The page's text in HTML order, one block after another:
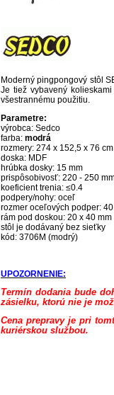
Moderný pingpongový stôl
Je tiež vybavený
všestrannému použitiu.
Parametre:
výrobca: Sedco
farba: modrá
rozmery: 274 x 152,5 x 76 cm
doska: MDF
hrúbka dosky: 15 mm
prispôsobivosť: 220 - 250
koeficient trenia: ≤0.4
podpery/nohy: oceľ
rozmer oceľových podper:
rám pod doskou: 20 x 40 mm
stôl je dodávaný bez sieťky
kód: 3706M (modrý)
UPOZORNENIE:
Termín dodania bude
zásielku, ktorú nie je
Cena prepravy je pri
kuriérskou službou.